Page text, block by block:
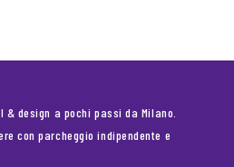
& design a pochi passi da Milano.
con parcheggio indipendente e